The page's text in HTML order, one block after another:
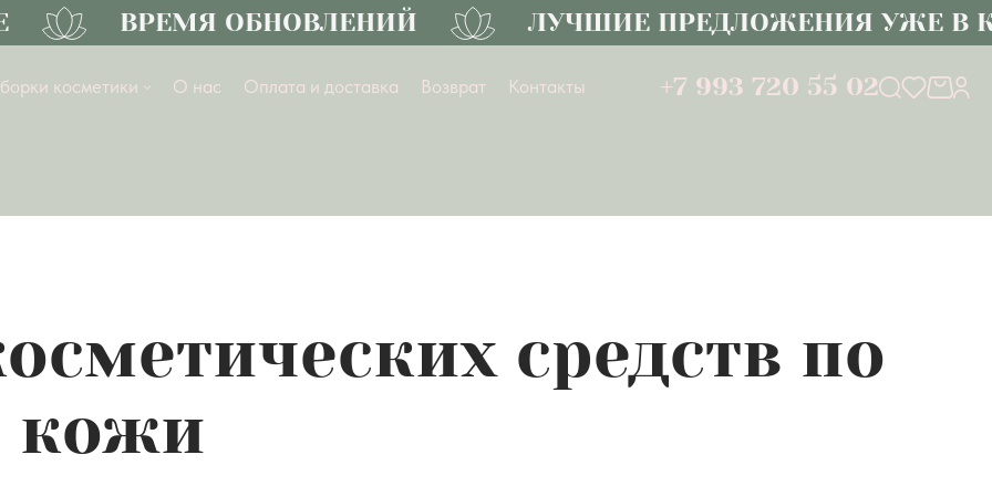
ВРЕМЯ ОБНОВЛЕНИЙ ЛУЧШИЕ ПРЕДЛОЖЕНИЯ УЖЕ В
косметики О нас Оплата и доставка Возврат Контакты +7 993 720 55 02
средств по
кожи